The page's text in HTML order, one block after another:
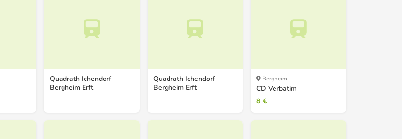
Quadrath Ichendorf
Bergheim Erft
Quadrath Ichendorf
Bergheim Erft
Bergheim
CD Verbatim
8 €